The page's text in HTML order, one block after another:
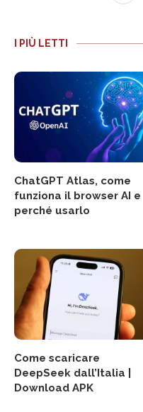
I PIÙ LETTI
ChatGPT Atlas, come
funziona il browser AI e
perché usarlo
Come scaricare
DeepSeek dall’Italia |
Download APK